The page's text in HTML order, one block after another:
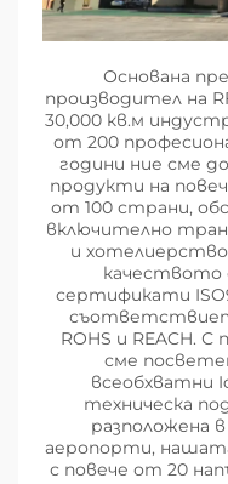
Основана
производител на
30,000 кв.м
от 200
години ние сме
продукти на
от 100 страни,
включително
и
качеството
сертификати
ROHS и REACH.
сме
всеобхватни
техническа
разположена
аеропорти,
с повече от 20